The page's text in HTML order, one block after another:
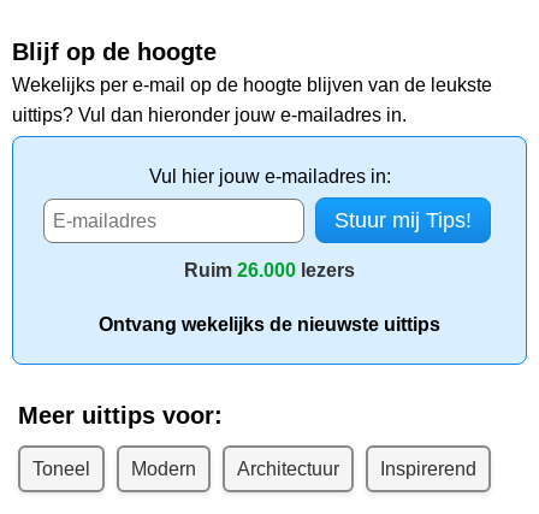
Blijf op de hoogte
Wekelijks per e-mail op de hoogte blijven van de leukste
uittips? Vul dan hieronder jouw e-mailadres in.
Vul hier jouw e-mailadres in:
Ruim 26.000 lezers
Ontvang wekelijks de nieuwste uittips
Meer uittips voor:
Toneel Modern Architectuur Inspirerend